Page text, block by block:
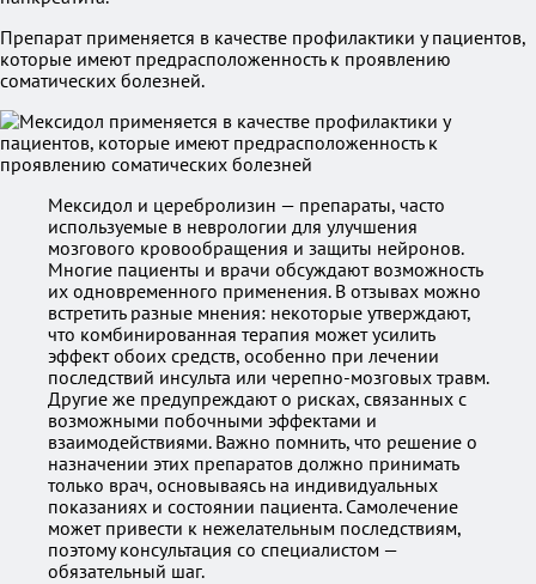
Препарат применяется в качестве профилактики у пациентов,
которые имеют предрасположенность к проявлению
соматических болезней.
Мексидол и церебролизин — препараты, часто
используемые в неврологии для улучшения
мозгового кровообращения и защиты нейронов.
Многие пациенты и врачи обсуждают возможность
их одновременного применения. В отзывах можно
встретить разные мнения: некоторые утверждают,
что комбинированная терапия может усилить
эффект обоих средств, особенно при лечении
последствий инсульта или черепно-мозговых травм.
Другие же предупреждают о рисках, связанных с
возможными побочными эффектами и
взаимодействиями. Важно помнить, что решение о
назначении этих препаратов должно принимать
только врач, основываясь на индивидуальных
показаниях и состоянии пациента. Самолечение
может привести к нежелательным последствиям,
поэтому консультация со специалистом —
обязательный шаг.